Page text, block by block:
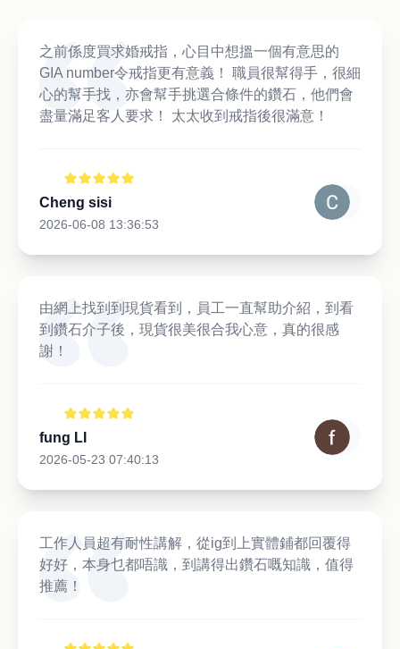
之前係度買求婚戒指，心目中想搵一個有意思的
GIA number令戒指更有意義！ 職員很幫得手，很細
心的幫手找，亦會幫手挑選合條件的鑽石，他們會
盡量滿足客人要求！ 太太收到戒指後很滿意！
Cheng sisi
2026-06-08 13:36:53
由網上找到到現貨看到，員工一直幫助介紹，到看
到鑽石介子後，現貨很美很合我心意，真的很感
謝！
fung LI
2026-05-23 07:40:13
工作人員超有耐性講解，從ig到上實體鋪都回覆得
好好，本身乜都唔識，到講得出鑽石嘅知識，值得
推薦！